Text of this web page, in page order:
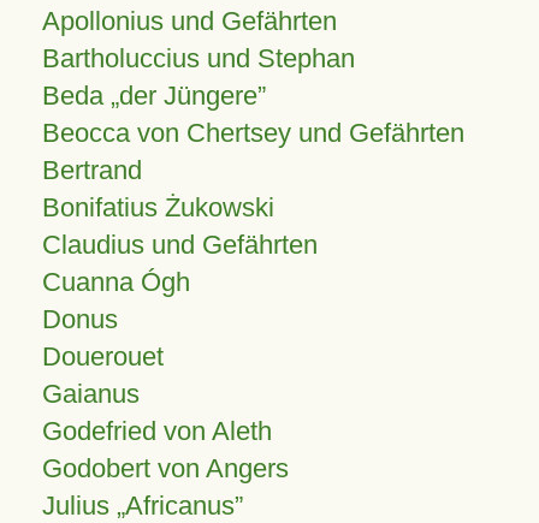
Apollonius und Gefährten
Bartholuccius und Stephan
Beda „der Jüngere”
Beocca von Chertsey und Gefährten
Bertrand
Bonifatius Żukowski
Claudius und Gefährten
Cuanna Ógh
Donus
Douerouet
Gaianus
Godefried von Aleth
Godobert von Angers
Julius Africanus